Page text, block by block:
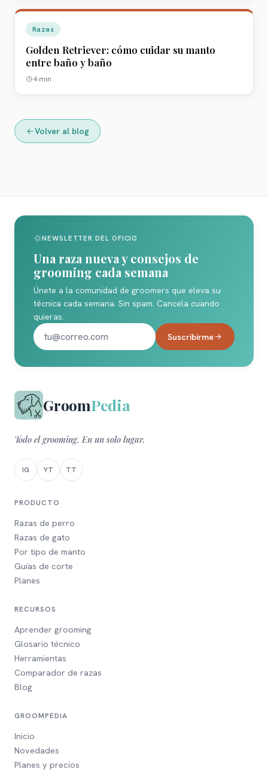
Razas
Golden Retriever: cómo cuidar su manto
entre baño y baño
4min
Volver al blog
NEWSLETTER DEL OFICIO
Una raza nueva y consejos de
grooming cada semana
Únete a la comunidad de groomers que eleva su
técnica cada semana. Sin spam. Cancela cuando
quieras.
Suscribirme
GroomPedia
Todo el grooming. En un solo lugar.
IG YT TT
PRODUCTO
Razas de perro
Razas de gato
Por tipo de manto
Guías de corte
Planes
RECURSOS
Aprender grooming
Glosario técnico
Herramientas
Comparador de razas
Blog
GROOMPEDIA
Inicio
Novedades
Planes y precios